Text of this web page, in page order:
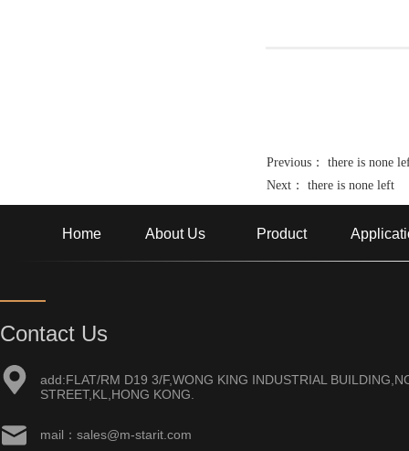
Previous： there is none
Next： there is none left
add:FLAT/RM D19 3/F,WONG KING INDUSTRIAL
STREET,KL,HONG KONG.
mail：sales@m-starit.com
Home About Us Product
Contact Us